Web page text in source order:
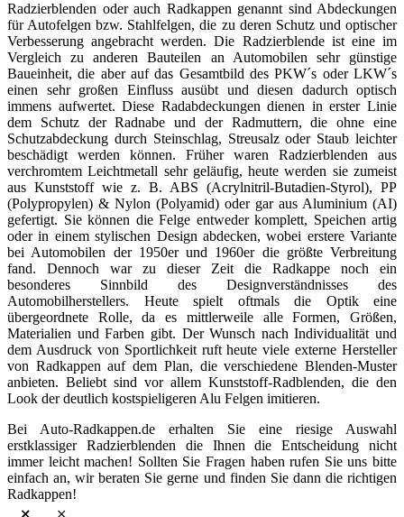
Radzierblenden oder auch Radkappen genannt sind Abdeckungen
für Autofelgen bzw. Stahlfelgen, die zu deren Schutz und optischer
Verbesserung angebracht werden. Die Radzierblende ist eine im
Vergleich zu anderen Bauteilen an Automobilen sehr günstige
Baueinheit, die aber auf das Gesamtbild des PKW´s oder LKW´s
einen sehr großen Einfluss ausübt und diesen dadurch optisch
immens aufwertet. Diese Radabdeckungen dienen in erster Linie
dem Schutz der Radnabe und der Radmuttern, die ohne eine
Schutzabdeckung durch Steinschlag, Streusalz oder Staub leichter
beschädigt werden können. Früher waren Radzierblenden aus
verchromtem Leichtmetall sehr geläufig, heute werden sie zumeist
aus Kunststoff wie z. B. ABS (Acrylnitril-Butadien-Styrol), PP
(Polypropylen) & Nylon (Polyamid) oder gar aus Aluminium (AI)
gefertigt. Sie können die Felge entweder komplett, Speichen artig
oder in einem stylischen Design abdecken, wobei erstere Variante
bei Automobilen der 1950er und 1960er die größte Verbreitung
fand. Dennoch war zu dieser Zeit die Radkappe noch ein
besonderes Sinnbild des Designverständnisses des
Automobilherstellers. Heute spielt oftmals die Optik eine
übergeordnete Rolle, da es mittlerweile alle Formen, Größen,
Materialien und Farben gibt. Der Wunsch nach Individualität und
dem Ausdruck von Sportlichkeit ruft heute viele externe Hersteller
von Radkappen auf dem Plan, die verschiedene Blenden-Muster
anbieten. Beliebt sind vor allem Kunststoff-Radblenden, die den
Look der deutlich kostspieligeren Alu Felgen imitieren.
Bei Auto-Radkappen.de erhalten Sie eine riesige Auswahl
erstklassiger Radzierblenden die Ihnen die Entscheidung nicht
immer leicht machen! Sollten Sie Fragen haben rufen Sie uns bitte
einfach an, wir beraten Sie gerne und finden Sie dann die richtigen
Radkappen!